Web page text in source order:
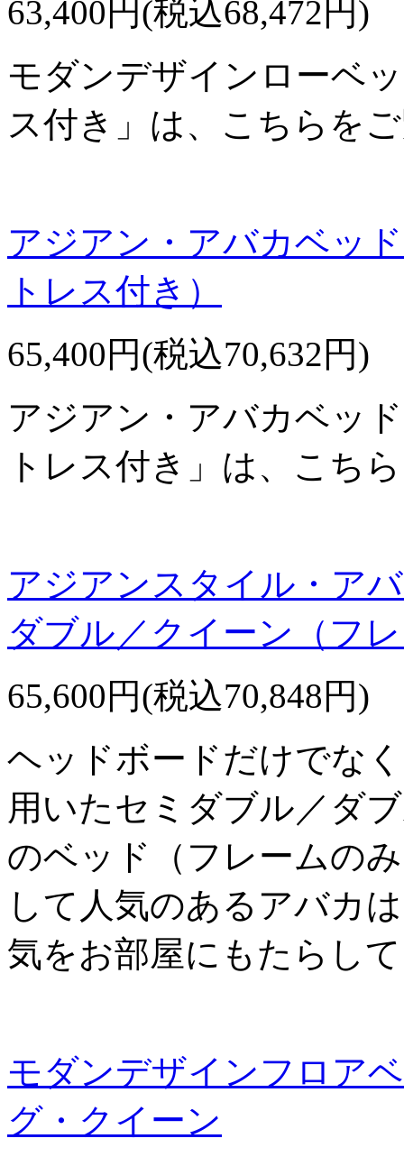
63,400円(税込68,472円)
モダンデザインローベ
ス付き」は、こちらを
アジアン・アバカベッ
トレス付き）
65,400円(税込70,632円)
アジアン・アバカベッ
トレス付き」は、こち
アジアンスタイル・ア
ダブル／クイーン（フ
65,600円(税込70,848円)
ヘッドボードだけでな
用いたセミダブル／ダ
のベッド（フレームの
して人気のあるアバカ
気をお部屋にもたらし
モダンデザインフロア
グ・クイーン